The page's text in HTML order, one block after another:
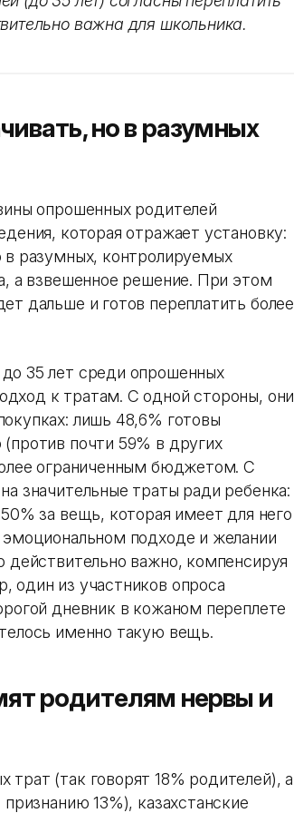
важна для школьника.
но в разумных
опрошенных родителей
которая отражает установку:
разумных, контролируемых
а взвешенное решение. При этом
дальше и готов переплатить более
35 лет среди опрошенных
к тратам. С одной стороны, они
лишь 48,6% готовы
почти 59% в других
ограниченным бюджетом. С
значительные траты ради ребенка:
за вещь, которая имеет для него
подходе и желании
важно, компенсируя
из участников опроса
дневник в кожаном переплете
именно такую вещь.
родителям нервы и
(так говорят 18% родителей), а
13%), казахстанские